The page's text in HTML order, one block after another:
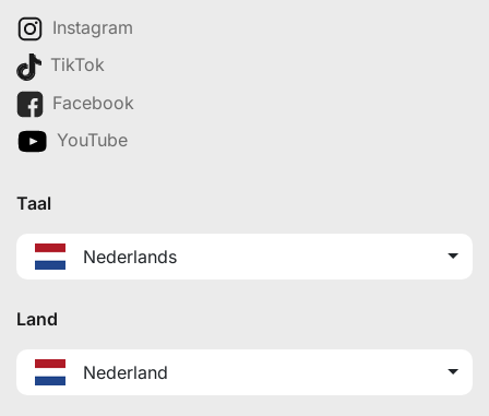
Instagram
TikTok
Facebook
YouTube
Taal
Nederlands
Land
Nederland